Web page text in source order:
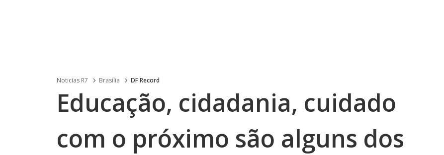
Noticias R7 Brasília DF Record
Educação, cidadania, cuidado
com o próximo são alguns dos